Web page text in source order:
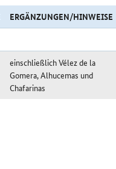
ERGÄNZUNGEN/HINWEISE
einschließlich Vélez de la
Gomera, Alhucemas und
Chafarinas